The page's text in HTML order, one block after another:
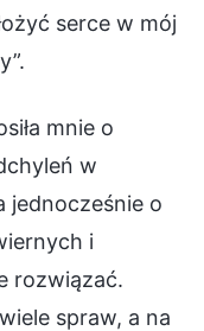
serce w mój
mnie o
w
jednocześnie o
i
rozwiązać.
spraw, a na